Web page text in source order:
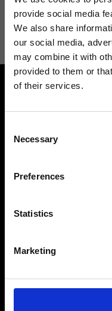
provide social media
We also share
our social media,
may combine it with
provided to them or
of their services.
Selection
Necessary
Preferences
Statistics
Marketing
Acconsento a ricevere
informazioni consulta la
Trova il tuo negozio Ripani
Entra nella Community